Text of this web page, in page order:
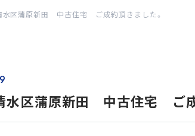
水区蒲原新田 中古住宅 ご成約頂きました。
水区蒲原新田 中古住宅 ご成